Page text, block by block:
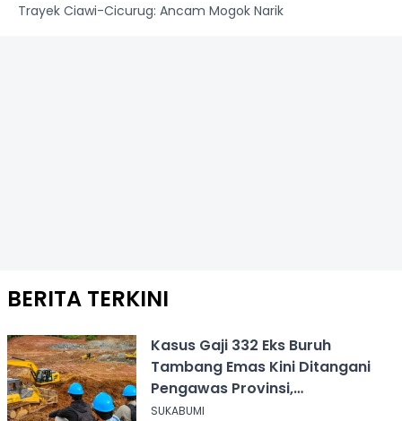
Trayek Ciawi-Cicurug: Ancam Mogok Narik
BERITA TERKINI
Kasus Gaji 332 Eks Buruh
Tambang Emas Kini Ditangani
Pengawas Provinsi,
Disnakertrans Sukabumi Terus
SUKABUMI